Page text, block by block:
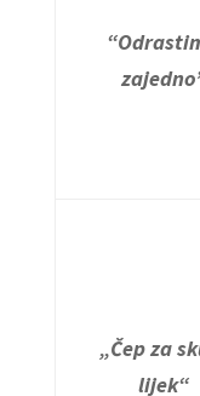
„Čep za
lijek“